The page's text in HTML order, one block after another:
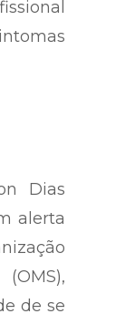
Dias
alerta
de se